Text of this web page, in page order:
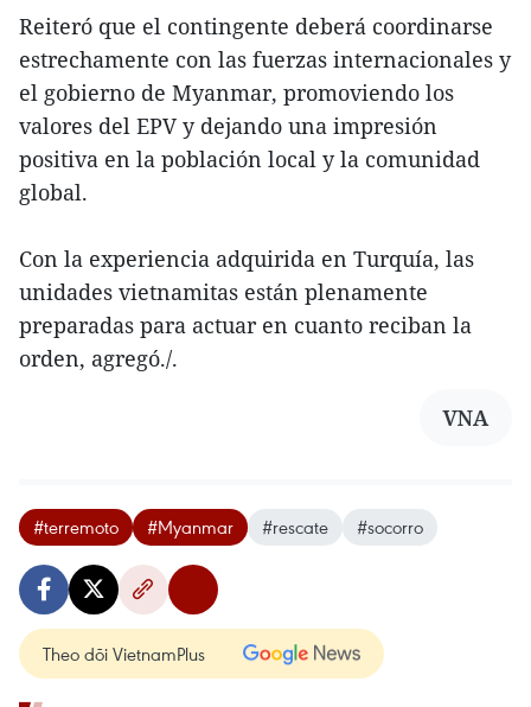
Reiteró que el contingente deberá coordinarse
estrechamente con las fuerzas internacionales y
el gobierno de Myanmar, promoviendo los
valores del EPV y dejando una impresión
positiva en la población local y la comunidad
global.
Con la experiencia adquirida en Turquía, las
unidades vietnamitas están plenamente
preparadas para actuar en cuanto reciban la
orden, agregó./.
VNA
#terremoto #Myanmar #rescate #socorro
Theo dõi VietnamPlus